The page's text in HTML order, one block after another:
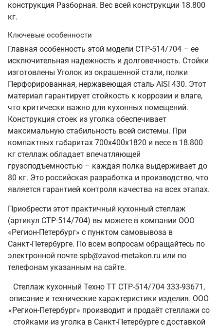
конструкция Разборная. Вес всей конструкции 18.800
кг.
Ключевые особенности
Главная особенность этой модели СТР-514/704 – ее
исключительная надежность и долговечность. Стойки
изготовлены Уголок из окрашенной стали, полки
Перфорированная, нержавеющая сталь AISI 430. Этот
материал гарантирует стойкость к коррозии и влаге,
что критически важно для кухонных помещений.
Конструкция стоек из уголка обеспечивает
максимальную стабильность всей системы. При
компактных габаритах 700х400х1820 и весе в 18.800
кг стеллаж обладает впечатляющей
грузоподъемностью – каждая полка выдерживает до
80 кг. Это российская разработка и производство, что
является гарантией контроля качества на всех этапах.
Приобрести этот практичный кухонный стеллаж
(артикул СТР-514/704) вы можете в компании ООО
«Регион-Петербург» с пунктом самовывоза в
Санкт‑Петербурге. По всем вопросам обращайтесь по
электронной почте spb@zavod-metakon.ru или по
телефонам указанным на сайте.
Стеллаж кухонный Техно ТТ СТР-514/704 333-93671,
описание и технические характеристики изделия. ООО
«Регион-Петербург» производит и продаёт стеллажи со
стойками из уголка в Санкт‑Петербурге с доставкой